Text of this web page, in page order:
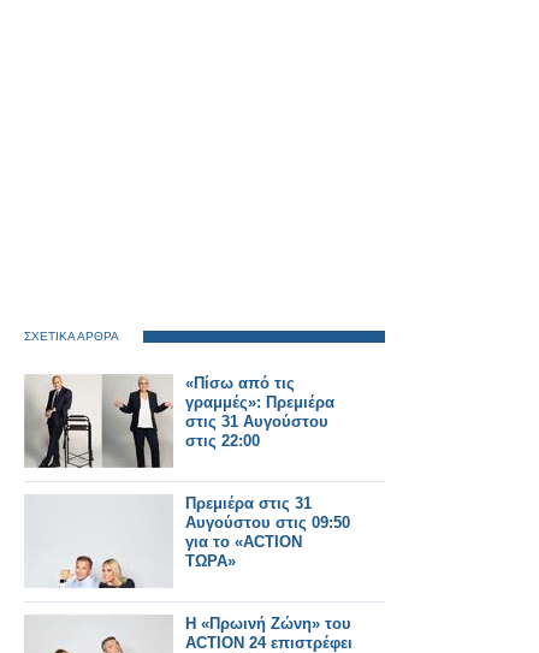
ΣΧΕΤΙΚΑ ΑΡΘΡΑ
«Πίσω από τις
γραμμές»: Πρεμιέρα
στις 31 Αυγούστου
στις 22:00
Πρεμιέρα στις 31
Αυγούστου στις 09:50
για το «ACTION
ΤΩΡΑ»
Η «Πρωινή Ζώνη» του
ACTION 24 επιστρέφει